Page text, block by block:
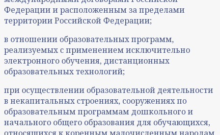
Федерации и расположенным за пределами
территории Российской Федерации;
в отношении образовательных программ,
реализуемых с применением исключительно
электронного обучения, дистанционных
образовательных технологий;
при осуществлении образовательной деятельности
в некапитальных строениях, сооружениях по
образовательным программам дошкольного и
начального общего образования для обучающихся,